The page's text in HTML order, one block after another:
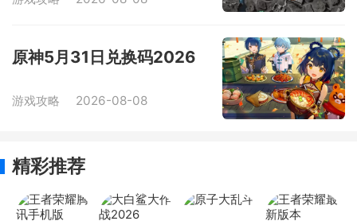
原神5月31日兑换码2026
游戏攻略 2026-08-08
精彩推荐